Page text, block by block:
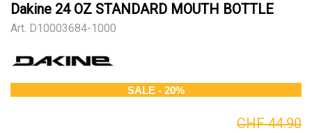
Dakine 24 OZ STANDARD MOUTH BOTTLE
Art. D10003684-1000
SALE - 20%
CHF 44.90